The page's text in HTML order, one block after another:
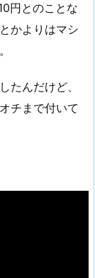
円とのことな
かよりはマシ
たんだけど、
チまで付いて